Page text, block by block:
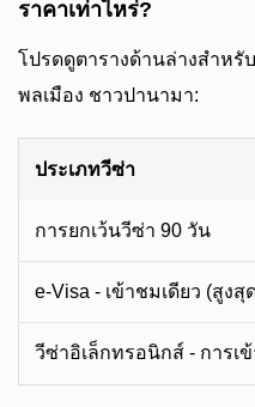
ราคาเท่าไหร่?
โปรดดูตารางด้านล่างสำหรั
พลเมือง ชาวปานามา:
ประเภทวีซ่า
การยกเว้นวีซ่า 90 วัน
e-Visa - เข้าชมเดียว (สูงสุ
วีซ่าอิเล็กทรอนิกส์ - การเ